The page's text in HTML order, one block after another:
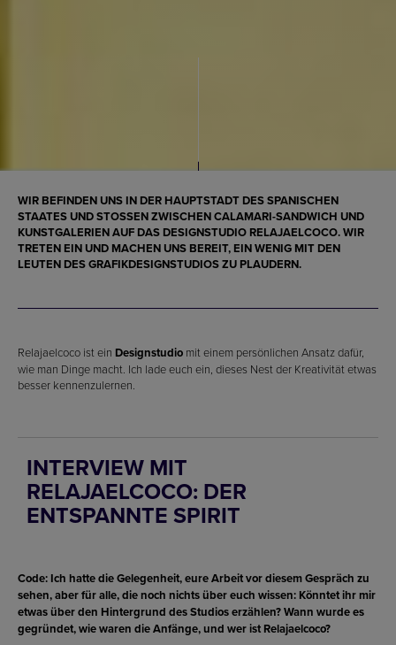
WIR BEFINDEN UNS IN DER HAUPTSTADT DES SPANISCHEN
STAATES UND STOSSEN ZWISCHEN CALAMARI-SANDWICH UND K
UNSTGALERIEN AUF DAS DESIGNSTUDIO RELAJAELCOCO. WIR T
RETEN EIN UND MACHEN UNS BEREIT, EIN WENIG MIT DEN L
EUTEN DES GRAFIKDESIGNSTUDIOS ZU PLAUDERN.
Relajaelcoco ist ein Designstudio mit einem persönlichen Ansatz dafür,
wie man Dinge macht. Ich lade euch ein, dieses Nest der Kreativität etwas
besser kennenzulernen.
INTERVIEW MIT
RELAJAELCOCO: DER
ENTSPANNTE SPIRIT
Code: Ich hatte die Gelegenheit, eure Arbeit vor diesem Gespräch zu
sehen, aber für alle, die noch nichts über euch wissen: Könntet ihr mir
etwas über den Hintergrund des Studios erzählen? Wann wurde es
gegründet, wie waren die Anfänge, und wer ist Relajaelcoco?